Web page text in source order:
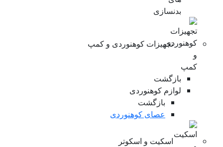
تجهیزات کوهنوردی و کمپ
بازگشت
لوازم کوهنوردی
بازگشت
عصای کوهنوردی
اسکیت و اسکوتر